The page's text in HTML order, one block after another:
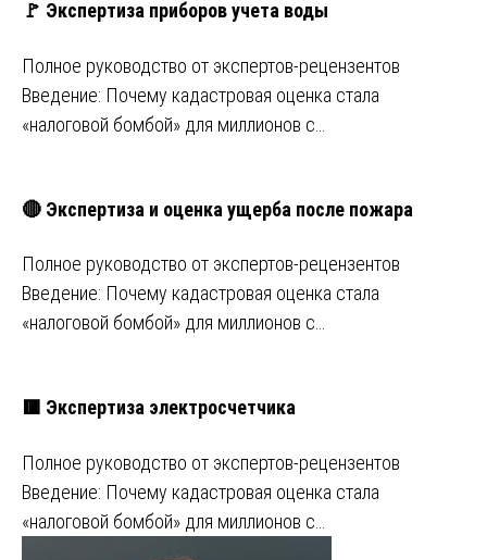
🚩 Экспертиза приборов учета воды
Полное руководство от экспертов-рецензентов
Введение: Почему кадастровая оценка стала
«налоговой бомбой» для миллионов с…
🔴 Экспертиза и оценка ущерба после пожара
Полное руководство от экспертов-рецензентов
Введение: Почему кадастровая оценка стала
«налоговой бомбой» для миллионов с…
🟥 Экспертиза электросчетчика
Полное руководство от экспертов-рецензентов
Введение: Почему кадастровая оценка стала
«налоговой бомбой» для миллионов с…